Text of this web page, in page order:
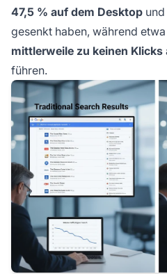
47,5 % auf dem Desktop und
gesenkt haben, während etwa
mittlerweile zu keinen Klicks
führen.